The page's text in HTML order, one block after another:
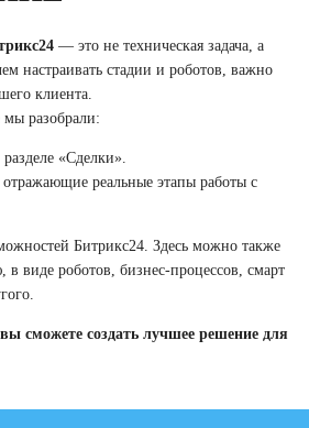
— это не техническая задача, а
настраивать стадии и роботов, важно
клиента.
разобрали:
«Сделки».
отражающие реальные этапы работы с
Битрикс24. Здесь можно также
в виде роботов, бизнес-процессов, смарт
сможете создать лучшее решение для